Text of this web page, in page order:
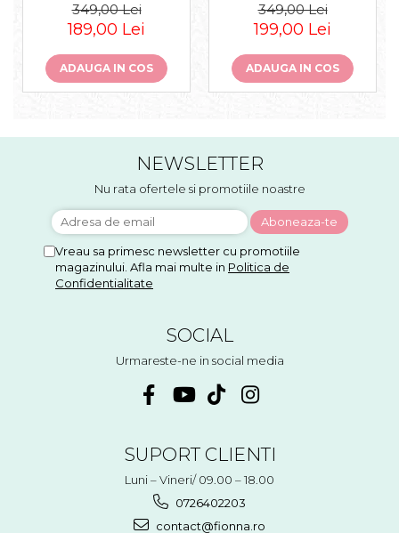
349,00 Lei
189,00 Lei
ADAUGA IN COS
349,00 Lei
199,00 Lei
ADAUGA IN COS
NEWSLETTER
Nu rata ofertele si promotiile noastre
Vreau sa primesc newsletter cu promotiile
magazinului. Afla mai multe in Politica de
Confidentialitate
SOCIAL
Urmareste-ne in social media
SUPORT CLIENTI
Luni – Vineri/ 09.00 – 18.00
0726402203
contact@fionna.ro